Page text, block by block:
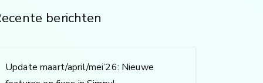
berichten
Update maart/april/mei’26: Nieuwe